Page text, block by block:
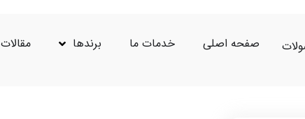
صفحه اصلی خدمات ما برندها مقالات